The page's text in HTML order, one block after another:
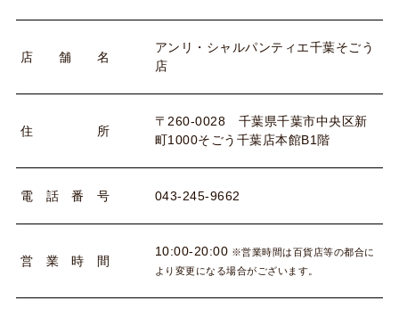
店 舗 名
アンリ・シャルパンティエ千葉そごう
店
住 所
〒260-0028 千葉県千葉市中央区新
町1000そごう千葉店本館B1階
電 話 番 号 043-245-9662
営 業 時 間
10:00-20:00 ※営業時間は百貨店等の都合に
より変更になる場合がございます。